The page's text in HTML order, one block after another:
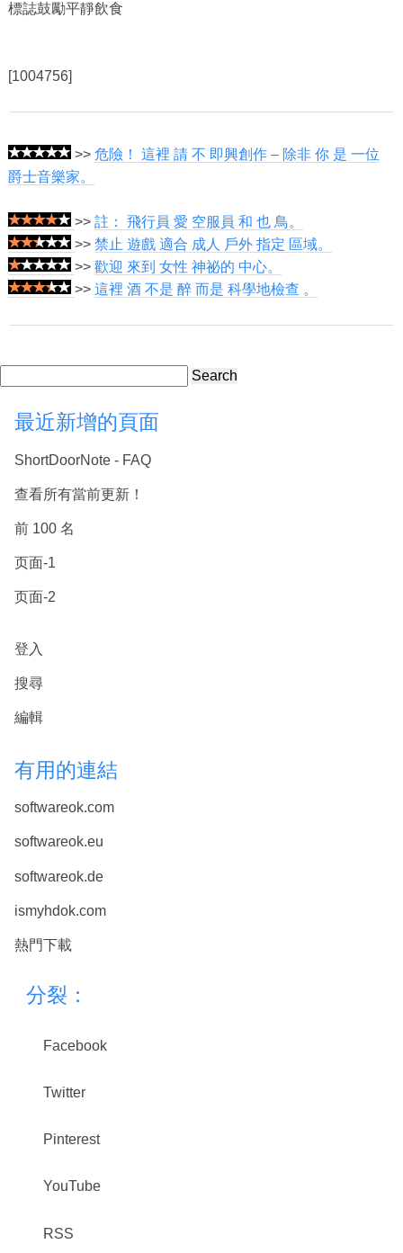
標誌鼓勵平靜飲食
[1004756]
>> 危險！ 這裡 請 不 即興創作 – 除非 你 是 一位
爵士音樂家。
>> 註： 飛行員 愛 空服員 和 也 鳥。
>> 禁止 遊戲 適合 成人 戶外 指定 區域。
>> 歡迎 來到 女性 神祕的 中心。
>> 這裡 酒 不是 醉 而是 科學地檢查 。
Search
最近新增的頁面
ShortDoorNote - FAQ
查看所有當前更新！
前 100 名
页面-1
页面-2
登入
搜尋
編輯
有用的連結
softwareok.com
softwareok.eu
softwareok.de
ismyhdok.com
熱門下載
分裂：
Facebook
Twitter
Pinterest
YouTube
RSS